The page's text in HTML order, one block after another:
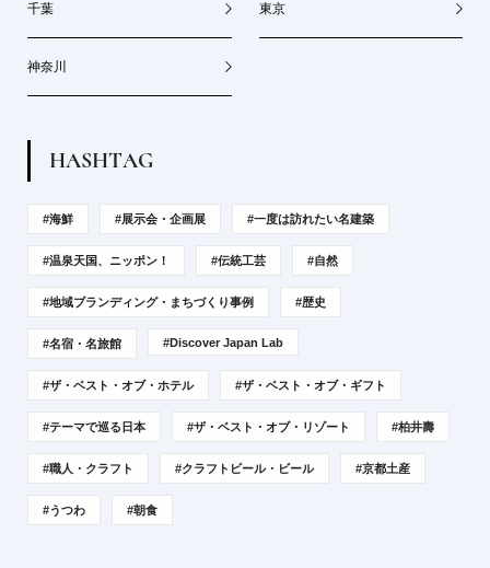
千葉 東京
神奈川
HASHTAG
#海鮮 #展示会・企画展 #一度は訪れたい名建築
#温泉天国、ニッポン！ #伝統工芸 #自然
#地域ブランディング・まちづくり事例 #歴史
#名宿・名旅館 #Discover Japan Lab
#ザ・ベスト・オブ・ホテル #ザ・ベスト・オブ・ギフト
#テーマで巡る日本 #ザ・ベスト・オブ・リゾート #柏井壽
#職人・クラフト #クラフトビール・ビール #京都土産
#うつわ #朝食